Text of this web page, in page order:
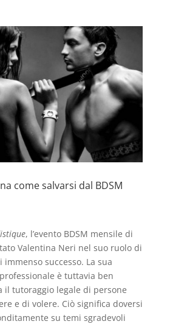
come salvarsi dal BDSM
, l’evento BDSM mensile di
Valentina Neri nel suo ruolo di
successo. La sua
è tuttavia ben
il tutoraggio legale di persone
e di volere. Ciò significa doversi
su temi sgradevoli